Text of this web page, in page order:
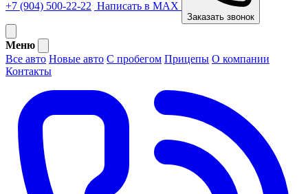
+7 (904) 500-22-22 Написать в MAX
Заказать звонок
Меню
Все авто Новые авто С пробегом Прицепы О компании
Контакты